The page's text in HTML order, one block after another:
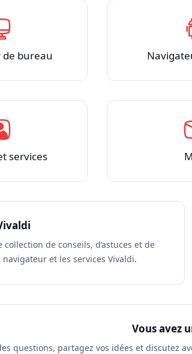
bureau
services
collection de conseils, d’astuces et de
navigateur et les services Vivaldi.
Vous avez
questions, partagez vos idées et discutez